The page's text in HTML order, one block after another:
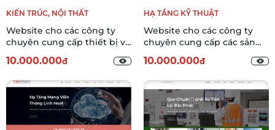
KIẾN TRÚC, NỘI THẤT
Website cho các công ty
chuyên cung cấp thiết bị vệ
10.000.000đ
HẠ TẦNG KỸ THUẬT
Website cho các công ty
chuyên cung cấp các sản
ngành nước DWPA-01
10.000.000đ